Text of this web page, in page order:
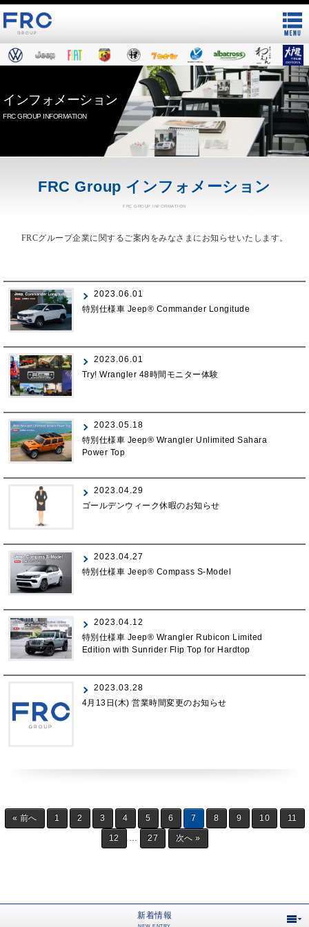
インフォメーション
FRC GROUP INFORMATION
FRC Group インフォメーション
FRC GROUP INFORMATION
FRCグループ企業に関するご案内をみなさまにお知らせいたします。
2023.06.01
特別仕様車 Jeep® Commander Longitude
2023.06.01
Try! Wrangler 48時間モニター体験
2023.05.18
特別仕様車 Jeep® Wrangler Unlimited Sahara
Power Top
2023.04.29
ゴールデンウィーク休暇のお知らせ
2023.04.27
特別仕様車 Jeep® Compass S-Model
2023.04.12
特別仕様車 Jeep® Wrangler Rubicon Limited
Edition with Sunrider Flip Top for Hardtop
2023.03.28
4月13日(木) 営業時間変更のお知らせ
« 前へ 1 2 3 4 5 6 7 8 9 10 11
12 27 次へ »
新着情報